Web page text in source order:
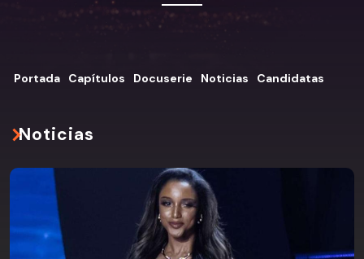
Portada Capítulos Docuserie Noticias Candidatas
Noticias